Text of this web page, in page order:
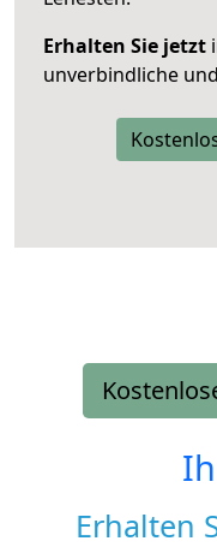
Erhalten Sie jetzt
unverbindliche
Erhalten